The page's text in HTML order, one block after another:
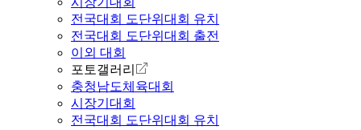
전국대회 도단위대회 유치
전국대회 도단위대회 출전
이외 대회
포토갤러리
충청남도체육대회
시장기대회
전국대회 도단위대회 유치